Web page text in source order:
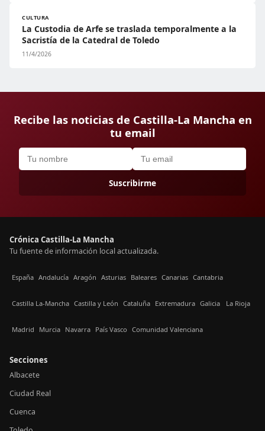
CULTURA
La Custodia de Arfe se traslada temporalmente a la
Sacristía de la Catedral de Toledo
11/4/2026
Recibe las noticias de Castilla-La Mancha en
tu email
Suscribirme
Crónica Castilla-La Mancha
Tu fuente de información local actualizada.
España Andalucía Aragón Asturias Baleares Canarias Cantabria
Castilla La-Mancha Castilla y León Cataluña Extremadura Galicia La Rioja
Madrid Murcia Navarra País Vasco Comunidad Valenciana
Secciones
Albacete
Ciudad Real
Cuenca